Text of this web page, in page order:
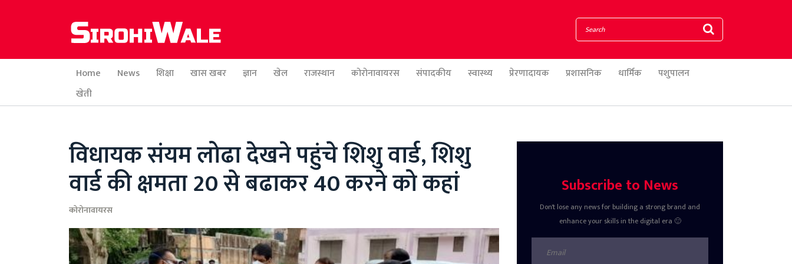
Home News शिक्षा खास खबर ज्ञान खेल राजस्थान कोरोनावायरस संपादकीय स्वास्थ्य प्रेरणादायक प्रशासनिक धार्मिक
पशुपालन
खेती
विधायक संयम लोढा देखने पहुंचे शिशु वार्ड, शिशु
वार्ड की क्षमता 20 से बढाकर 40 करने को कहां
कोरोनावायरस
Subscribe to News
Don't lose any news for building a strong brand and
enhance your skills in the digital era 🙂